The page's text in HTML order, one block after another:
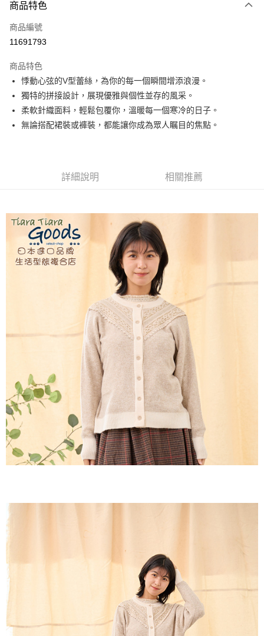
信用卡一次付款
超商取貨付款
Apple Pay
悠遊付
Google Pay
便利好安心！
１．簡單：不需註冊會員、不需綁卡、不需儲值。
２．便利：只要手機號碼，簡訊認證，即可結帳。
３．安心：先確認商品／服務後，再付款。
【「AFTEE先享後付」結帳流程】
１．於結帳方式選擇「AFTEE先享後付」後，將跳轉至「AFTEE先享後付」
結帳頁面，進行簡訊認證並確認金額後，即可完成結帳。
２．訂單成立數日內，您將收到繳費通知簡訊。
３．收到繳費通知簡訊後14天內，點擊此簡訊中的連結，可透過四大超商／
ATM／網路銀行／等多元方式進行付款，方視為交易完成。
※ 請注意：結帳手續完成當下不需立刻繳費，但若您需要取消訂單，請聯絡
購買商品的店家。未經商家同意取消之訂單仍視為有效，需透過AFTEE先享
※ 交易是否成功請以「AFTEE先享後付 」之結帳頁面顯示為準，若有關於
是否繳費成功／繳費後需取消欲退款等相關疑問，請聯繫「AFTEE先享後付
客戶支援中心」
https://netprotections.freshdesk.com/support/home
【注意事項】
１．透過由恩沛科技股份有限公司提供之「AFTEE先享後付」服務完成之交
易，需依本服務之必要範圍內提供個人資料，並將交易相關給付款項請求債
權轉讓予恩沛科技股份有限公司。
２．關於個人資料處理事宜，請瀏覽以下網址：
https://aftee.tw/terms/#terms3
５．嚴禁一人註冊多個帳號或使用他人資訊註冊。若發現惡意使用之情形，
運送方式
全家取貨付款
每筆NT$60，滿NT$1,800(含以上)免運費
每筆NT$60，滿NT$1,800(含以上)免運費
每筆NT$60，滿NT$2,000(含以上)免運費
每筆NT$60，滿NT$2,000(含以上)免運費
黑貓宅急便(包裹尺寸60cm以下)
每筆NT$100，滿NT$2,000(含以上)免運費
黑貓宅急便(包裹尺寸90cm以下)
每筆NT$140，滿NT$2,000(含以上)免運費
商品特色
商品編號
11691793
商品特色
悸動心弦的V型蕾絲，為你的每一個瞬間增添浪漫。
獨特的拼接設計，展現優雅與個性並存的風采。
柔軟針織面料，輕鬆包覆你，溫暖每一個寒冷的日子。
無論搭配裙裝或褲裝，都能讓你成為眾人瞩目的焦點。
詳細說明 相關推薦